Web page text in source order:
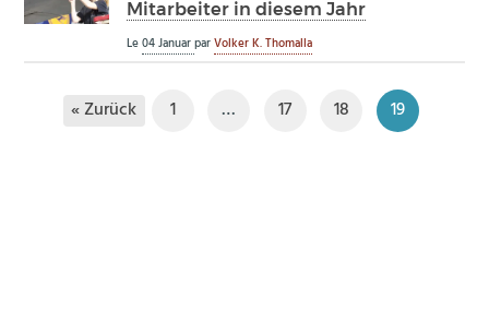
Mitarbeiter in diesem Jahr
Le04 JanuarparVolker K. Thomalla
« Zurück 1 … 17 18 19